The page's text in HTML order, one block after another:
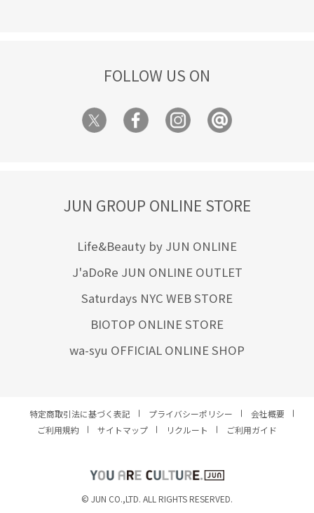
FOLLOW US ON
JUN GROUP ONLINE STORE
Life&Beauty by JUN ONLINE
J'aDoRe JUN ONLINE OUTLET
Saturdays NYC WEB STORE
BIOTOP ONLINE STORE
wa-syu OFFICIAL ONLINE SHOP
特定商取引法に基づく表記 プライバシーポリシー
会社概要
ご利用規約
サイトマップ リクルート ご利用ガイド
© JUN CO.,LTD. ALL RIGHTS RESERVED.